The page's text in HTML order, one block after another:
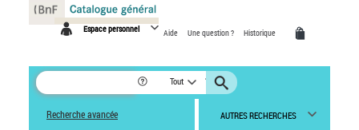
Espace personnel Aide Une question ? Historique
Tout
Recherche avancée AUTRES RECHERCHES
Panneau de gestion des cookies